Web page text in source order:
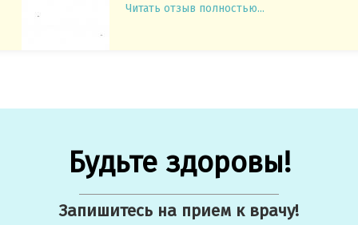
Читать отзыв полностью...
Будьте здоровы!
Запишитесь на прием к врачу!